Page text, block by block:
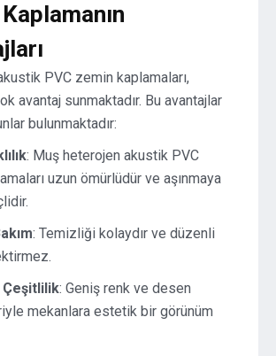
PVC zemin kaplamaları,
avantaj sunmaktadır. Bu avantajlar
bulunmaktadır:
: Muş heterojen akustik PVC
uzun ömürlüdür ve aşınmaya
: Temizliği kolaydır ve düzenli
: Geniş renk ve desen
mekanlara estetik bir görünüm